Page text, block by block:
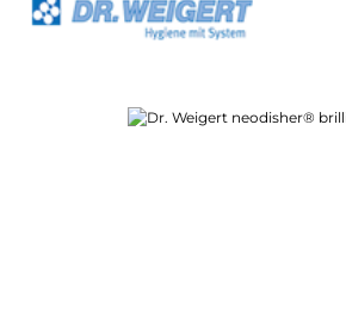
Bildergalerie überspringen